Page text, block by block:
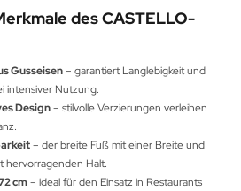
des CASTELLO-
Gusseisen– garantiert Langlebigkeit und
intensiver Nutzung.
Design– stilvolle Verzierungen verleihen
– der breite Fuß mit einer Breite und
hervorragenden Halt.
cm– ideal für den Einsatz in Restaurants